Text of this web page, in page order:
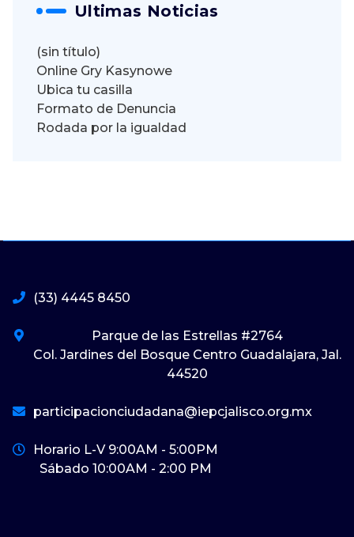
Ultimas Noticias
(sin título)
Online Gry Kasynowe
Ubica tu casilla
Formato de Denuncia
Rodada por la igualdad
(33) 4445 8450
Parque de las Estrellas #2764
Col. Jardines del Bosque Centro Guadalajara, Jal.
44520
participacionciudadana@iepcjalisco.org.mx
Horario L-V 9:00AM - 5:00PM
Sábado 10:00AM - 2:00 PM